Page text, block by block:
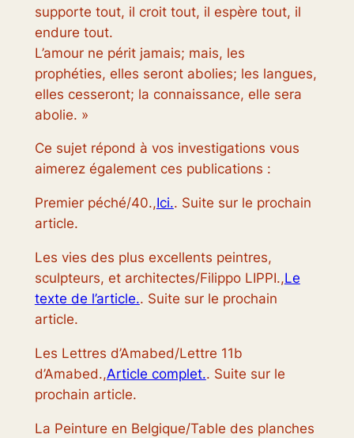
supporte tout, il croit tout, il espère tout, il
endure tout.
L’amour ne périt jamais; mais, les
prophéties, elles seront abolies; les langues,
elles cesseront; la connaissance, elle sera
abolie. »
Ce sujet répond à vos investigations vous
aimerez également ces publications :
Premier péché/40.,Ici.. Suite sur le prochain
article.
Les vies des plus excellents peintres,
sculpteurs, et architectes/Filippo LIPPI.,Le
texte de l’article.. Suite sur le prochain
article.
Les Lettres d’Amabed/Lettre 11b
d’Amabed.,Article complet.. Suite sur le
prochain article.
La Peinture en Belgique/Table des planches